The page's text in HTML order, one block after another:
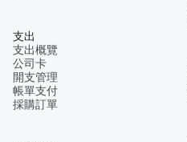
支出
支出概覽
公司卡
開支管理
帳單支付
採購訂單